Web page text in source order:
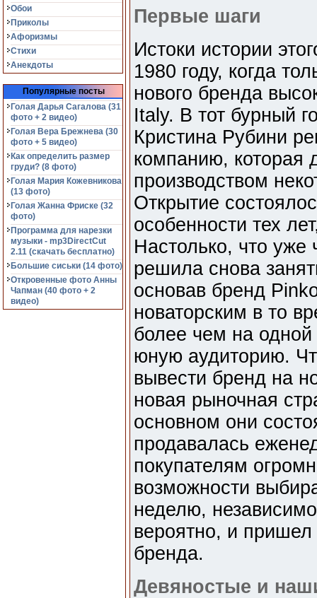
Обои
Приколы
Афоризмы
Стихи
Анекдоты
Популярные посты
Голая Дарья Сагалова (31
фото + 2 видео)
Голая Вера Брежнева (30
фото + 5 видео)
Как определить размер
груди? (8 фото)
Голая Мария Кожевникова
(13 фото)
Голая Жанна Фриске (32
фото)
Программа для нарезки
музыки - mp3DirectCut
2.11 (cкачать бесплатно)
Большие сиськи (14 фото)
Откровенные фото Анны
Чапман (40 фото + 2
видео)
Первые шаги
Истоки истории
1980 году, когда
нового бренда
Italy. В тот бурный
Кристина Рубини
компанию, которая
производством
Открытие
особенности тех
Настолько, что уже
решила снова
основав бренд
новаторским в то
более чем на
юную аудиторию.
вывести бренд на
новая рыночная
основном они
продавалась
покупателям
возможности
неделю,
вероятно, и пришел
бренда.
Девяностые и